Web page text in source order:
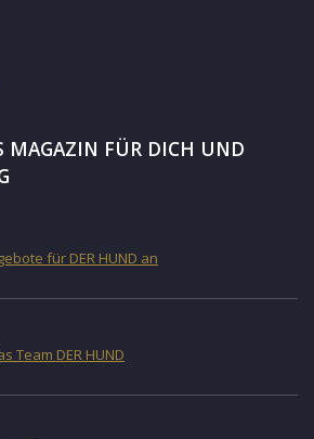
MAGAZIN FÜR DICH UND
für DER HUND an
Team DER HUND